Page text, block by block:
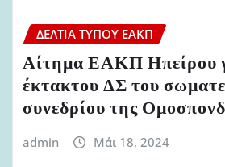
ΔΕΛΤΊΑ ΤΎΠΟΥ ΕΑΚΠ
Αίτημα ΕΑΚΠ Ηπείρου
έκτακτου ΔΣ του
συνεδρίου της
admin Μάι 18, 2024